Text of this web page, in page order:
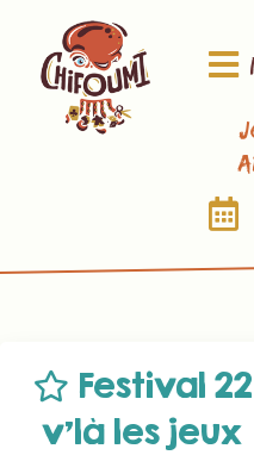
Festival 22
v’là les jeux